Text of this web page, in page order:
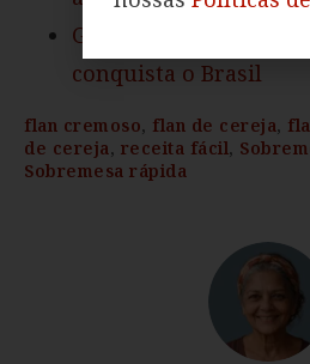
Galeto al Primo
conquista o Brasil
flan cremoso, flan de cereja,
de cereja, receita fácil,
Sobremesa rápida